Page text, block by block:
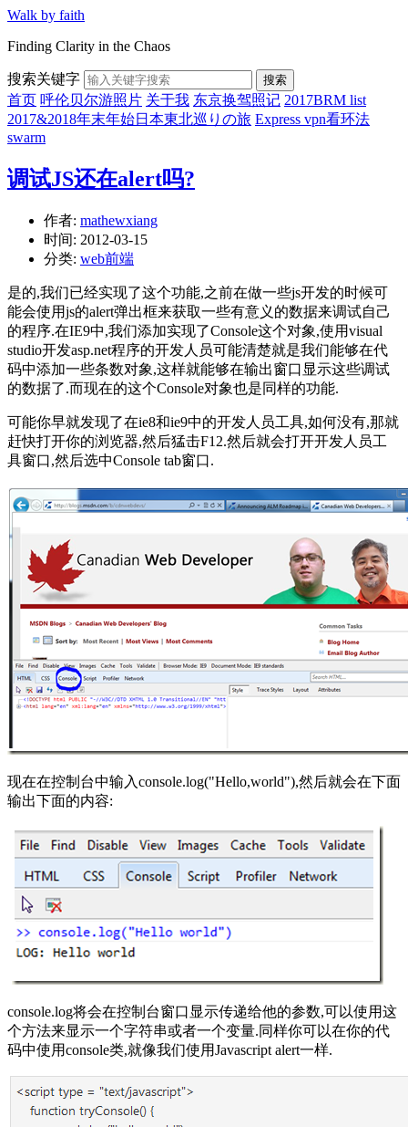
Walk by faith
Finding Clarity in the Chaos
搜索关键字 搜索
首页 呼伦贝尔游照片 关于我 东京换驾照记 2017BRM list
2017&2018年末年始日本東北巡りの旅 Express vpn看环法
swarm
调试JS还在alert吗?
作者: mathewxiang
时间: 2012-03-15
分类: web前端
是的,我们已经实现了这个功能,之前在做一些js开发的时候可
能会使用js的alert弹出框来获取一些有意义的数据来调试自己
的程序.在IE9中,我们添加实现了Console这个对象,使用visual
studio开发asp.net程序的开发人员可能清楚就是我们能够在代
码中添加一些条数对象,这样就能够在输出窗口显示这些调试
的数据了.而现在的这个Console对象也是同样的功能.
可能你早就发现了在ie8和ie9中的开发人员工具,如何没有,那就
赶快打开你的浏览器,然后猛击F12.然后就会打开开发人员工
具窗口,然后选中Console tab窗口.
现在在控制台中输入console.log("Hello,world"),然后就会在下面
输出下面的内容:
console.log将会在控制台窗口显示传递给他的参数,可以使用这
个方法来显示一个字符串或者一个变量.同样你可以在你的代
码中使用console类,就像我们使用Javascript alert一样.